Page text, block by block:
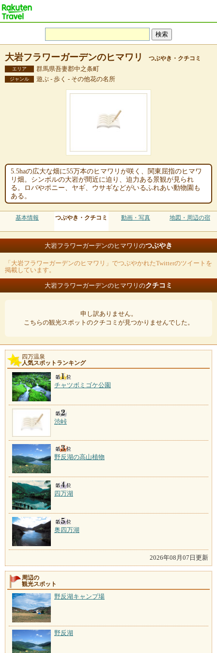
大岩フラワーガーデンのヒマワリ つぶやき・クチコミ
エリア 群馬県吾妻郡中之条町
ジャンル 遊ぶ - 歩く - その他花の名所
5.5haの広大な畑に55万本のヒマワリが咲く、関東屈指のヒマワ
リ畑。シンボルの大岩が間近に迫り、迫力ある景観が見られ
る。ロバやポニー、ヤギ、ウサギなどがいるふれあい動物園も
ある。
基本情報 つぶやき・クチコミ 動画・写真 地図・周辺の宿
大岩フラワーガーデンのヒマワリのつぶやき
「大岩フラワーガーデンのヒマワリ」でつぶやかれたTwitterのツイートを
掲載しています。
大岩フラワーガーデンのヒマワリのクチコミ
申し訳ありません。
こちらの観光スポットのクチコミが見つかりませんでした。
四万温泉
人気スポットランキング
チャツボミゴケ公園
渋峠
野反湖の高山植物
四万湖
奥四万湖
2026年08月07日更新
周辺の
観光スポット
野反湖キャンプ場
野反湖